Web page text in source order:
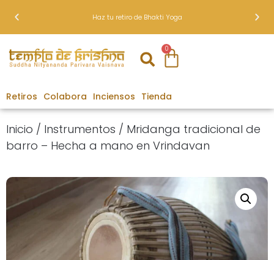
Haz tu retiro de Bhakti Yoga
0
Retiros Colabora Inciensos Tienda
Inicio / Instrumentos / Mridanga tradicional de
barro – Hecha a mano en Vrindavan